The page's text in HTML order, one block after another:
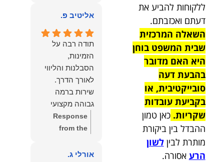
ללקוחות להביע את
דעתם ואכזבתם.
השאלה המרכזית
שבית המשפט בוחן
היא האם מדובר
בהבעת דעה
סובייקטיבית, או
בקביעת עובדות
שקריות. כאן טמון
ההבדל בין ביקורת
מותרת לביןלשון
הרע אסורה.
הלב הרבה
הצלחה, ברכה
ובשורות טובות.
שמעון האן
משרד עורכי דין
ונוטריון
תחושת ביטחון
התהליך.
המקצועיות,
הסבלנות,
היסודיות
והאכפתיות שלו
בלטו מהרגע
הראשון. הרגשתי
שיש לי על מי
לסמוך, ואני
הלב לכל מי
הוא שלנו, נעמוד
ולשירותך בכל
עת גם בהמשך.
שמעון האן
משרד עורכי דין
ונוטריון
אליטיב פ.
תודה רבה על
הזמינות,
הסבלנות והליווי
שירות ברמה
גבוהה מקצועי
ואמין.
Response
from the
הוא שלנו.
אורלי ג.